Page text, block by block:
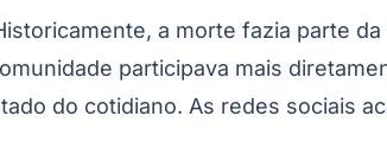
a morte fazia parte
participava mais
do cotidiano. As redes sociais